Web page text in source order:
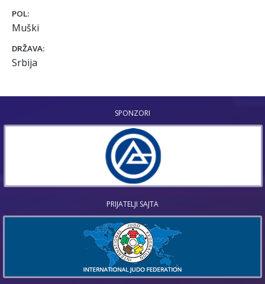
POL:
Muški
DRŽAVA:
Srbija
SPONZORI
PRIJATELJI SAJTA